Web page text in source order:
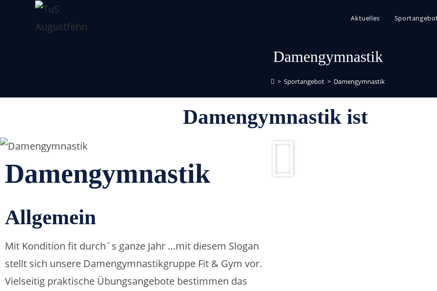
Aktuelles
Damengymnastik
> Sportangebot > Damengymnastik
Damengymnastik ist
Damengymnastik
Allgemein
Mit Kondition fit durch´s ganze Jahr …mit diesem Slogan
stellt sich unsere Damengymnastikgruppe Fit & Gym vor.
Vielseitig praktische Übungsangebote bestimmen das